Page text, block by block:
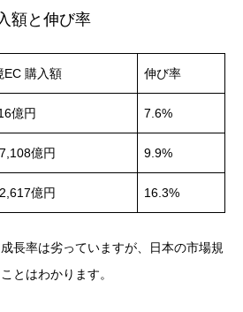
額と伸び率
EC 購入額 伸び率
億円 7.6%
億円 9.9%
億円 16.3%
長率は劣っていますが、日本の市場規
とはわかります。